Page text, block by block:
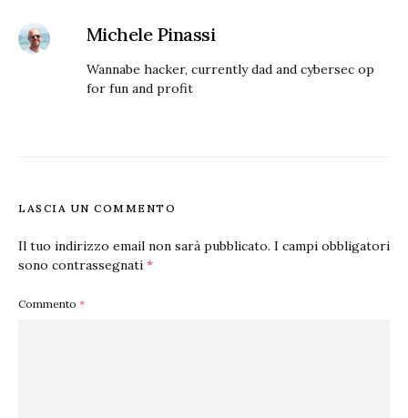
Michele Pinassi
Wannabe hacker, currently dad and cybersec op
for fun and profit
LASCIA UN COMMENTO
Il tuo indirizzo email non sarà pubblicato. I campi obbligatori
sono contrassegnati *
Commento *